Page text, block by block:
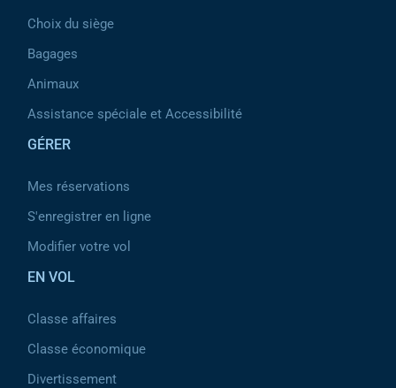
Choix du siège
Bagages
Animaux
Assistance spéciale et Accessibilité
GÉRER
Mes réservations
S'enregistrer en ligne
Modifier votre vol
EN VOL
Classe affaires
Classe économique
Divertissement